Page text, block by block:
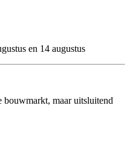
en 14 augustus
maar uitsluitend